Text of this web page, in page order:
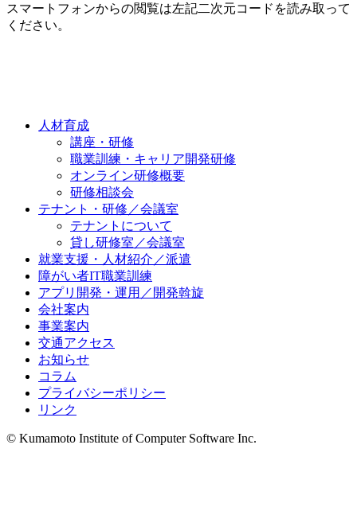
スマートフォンからの閲覧は左記二次元コードを読み取って
ください。
人材育成
講座・研修
職業訓練・キャリア開発研修
オンライン研修概要
研修相談会
テナント・研修／会議室
テナントについて
貸し研修室／会議室
就業支援・人材紹介／派遣
障がい者IT職業訓練
アプリ開発・運用／開発斡旋
会社案内
事業案内
交通アクセス
お知らせ
コラム
プライバシーポリシー
リンク
© Kumamoto Institute of Computer Software Inc.